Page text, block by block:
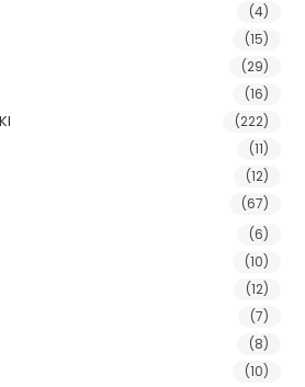
(4)
(15)
(29)
(16)
(222)
(11)
(12)
(67)
(6)
(10)
(12)
(7)
(8)
(10)